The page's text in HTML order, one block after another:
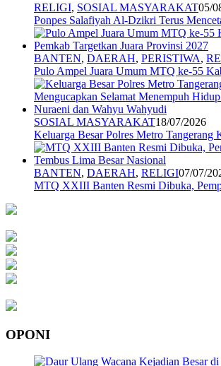
RELIGI, SOSIAL MASYARAKAT05/
Ponpes Salafiyah Al-Dzikri Terus
BANTEN, DAERAH, PERISTIWA,
Pulo Ampel Juara Umum MTQ ke-55
SOSIAL MASYARAKAT18/07/2026
Keluarga Besar Polres Metro
BANTEN, DAERAH, RELIGI07/07/
MTQ XXIII Banten Resmi Dibuka,
OPONI